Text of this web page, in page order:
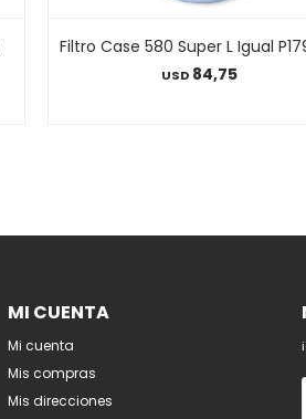
Filtro Case 580 Super L Igual
USD 84,75
MI CUENTA
Mi cuenta
Mis compras
Mis direcciones